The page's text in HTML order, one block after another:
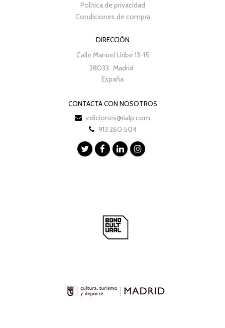
Política de privacidad
Condiciones de compra
DIRECCIÓN
Calle Manuel Uribe 13-15
28033 Madrid
España
CONTACTA CON NOSOTROS
ediciones@rialp.com
913 260 504